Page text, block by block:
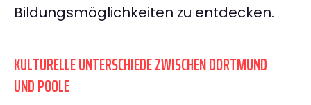
Bildungsmöglichkeiten zu entdecken.
KULTURELLE UNTERSCHIEDE ZWISCHEN DORTMUND
UND POOLE